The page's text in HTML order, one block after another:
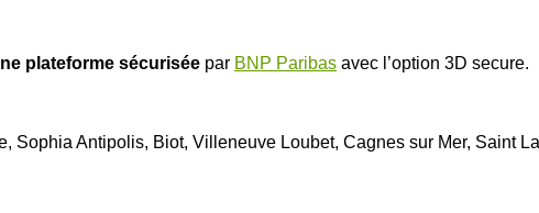
plateforme sécurisée par BNP Paribas avec l’option 3D secure.
Sophia Antipolis, Biot, Villeneuve Loubet, Cagnes sur Mer, Saint